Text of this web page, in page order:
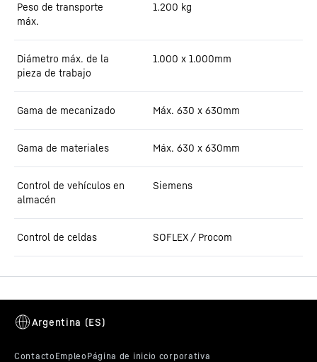
Peso de transporte
máx.
1.200 kg
Diámetro máx. de la
pieza de trabajo
1.000 x 1.000mm
Gama de mecanizado Máx. 630 x 630mm
Gama de materiales Máx. 630 x 630mm
Control de vehículos en
almacén
Siemens
Control de celdas SOFLEX / Procom